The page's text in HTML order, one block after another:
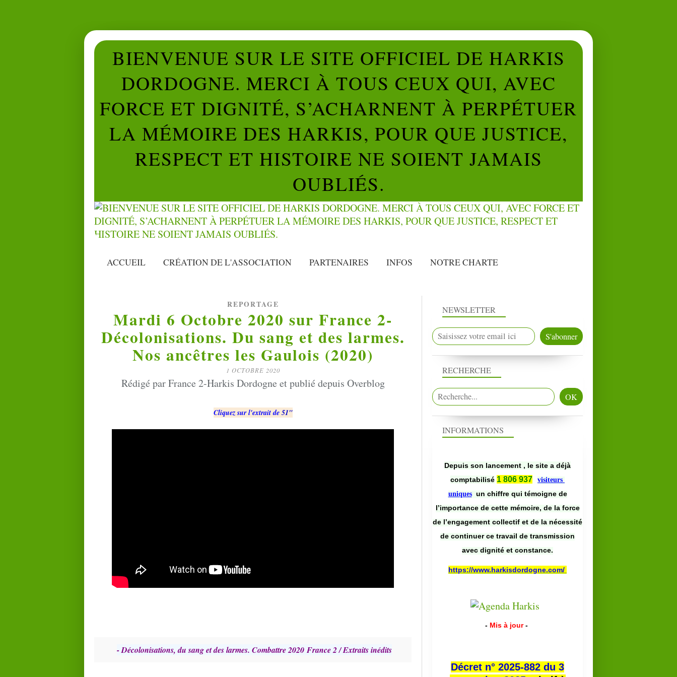
BIENVENUE SUR LE SITE OFFICIEL DE HARKIS
DORDOGNE. MERCI À TOUS CEUX QUI, AVEC
FORCE ET DIGNITÉ, S’ACHARNENT À PERPÉTUER
LA MÉMOIRE DES HARKIS, POUR QUE JUSTICE,
RESPECT ET HISTOIRE NE SOIENT JAMAIS
OUBLIÉS.
ACCUEIL CRÉATION DE L'ASSOCIATION PARTENAIRES INFOS NOTRE CHARTE
REPORTAGE
Mardi 6 Octobre 2020 sur France 2-
Décolonisations. Du sang et des larmes.
Nos ancêtres les Gaulois (2020)
1 OCTOBRE 2020
Rédigé par France 2-Harkis Dordogne et publié depuis Overblog
Cliquez sur l'extrait de 51"
- Décolonisations, du sang et des larmes. Combattre 2020France 2 / Extraits inédits
NEWSLETTER
RECHERCHE
INFORMATIONS
Depuis son lancement , le site a déjà
comptabilisé 1 806 937
visiteurs
uniques un chiffre qui témoigne de
l’importance de cette mémoire, de la force
de l’engagement collectif et de la nécessité
de continuer ce travail de transmission
avec dignité et constance.
https://www.harkisdordogne.com/
- Mis à jour -
Décret n° 2025-882 du 3